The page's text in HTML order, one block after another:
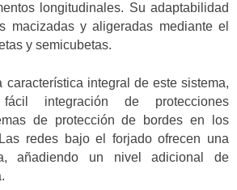
longitudinales. Su adaptabilidad
macizadas y aligeradas mediante el
y semicubetas.
característica integral de este sistema,
integración de protecciones
de protección de bordes en los
redes bajo el forjado ofrecen una
añadiendo un nivel adicional de